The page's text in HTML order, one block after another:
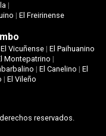
|
| El Freirinense
El Vicuñense| El Paihuanino
Montepatrino |
|El Canelino |El
| El Vileño
reservados.